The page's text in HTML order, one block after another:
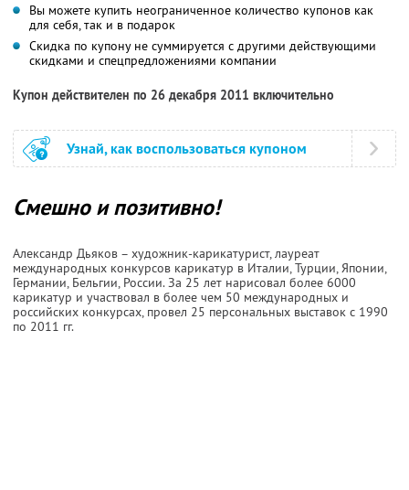
Вы можете купить неограниченное количество купонов как
для себя, так и в подарок
Скидка по купону не суммируется с другими действующими
скидками и спецпредложениями компании
Купон действителен по 26 декабря 2011 включительно
Узнай, как воспользоваться купоном
Смешно и позитивно!
Александр Дьяков – художник-карикатурист, лауреат
международных конкурсов карикатур в Италии, Турции, Японии,
Германии, Бельгии, России. За 25 лет нарисовал более 6000
карикатур и участвовал в более чем 50 международных и
российских конкурсах, провел 25 персональных выставок с 1990
по 2011 гг.